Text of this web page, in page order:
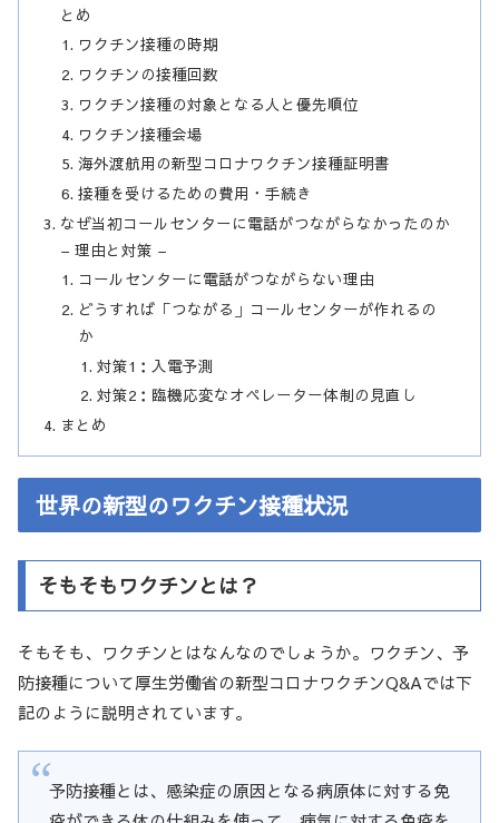
とめ
ワクチン接種の時期
ワクチンの接種回数
ワクチン接種の対象となる人と優先順位
ワクチン接種会場
海外渡航用の新型コロナワクチン接種証明書
接種を受けるための費用・手続き
なぜ当初コールセンターに電話がつながらなかったのか
– 理由と対策 –
コールセンターに電話がつながらない理由
どうすれば「つながる」コールセンターが作れるの
か
対策1：入電予測
対策2：臨機応変なオペレーター体制の見直し
まとめ
世界の新型のワクチン接種状況
そもそもワクチンとは？
そもそも、ワクチンとはなんなのでしょうか。ワクチン、予
防接種について厚生労働省の新型コロナワクチンQ&Aでは下
記のように説明されています。
予防接種とは、感染症の原因となる病原体に対する免